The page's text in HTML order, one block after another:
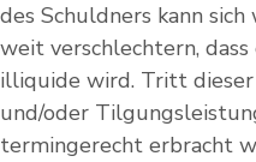
des Schuldners kann
weit verschlechtern,
illiquide wird. Tritt dieser
und/oder
termingerecht erbracht